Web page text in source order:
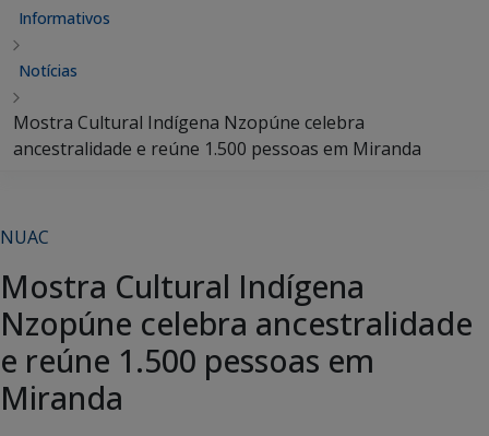
Informativos
Notícias
Mostra Cultural Indígena Nzopúne celebra
ancestralidade e reúne 1.500 pessoas em Miranda
NUAC
Mostra Cultural Indígena
Nzopúne celebra ancestralidade
e reúne 1.500 pessoas em
Miranda